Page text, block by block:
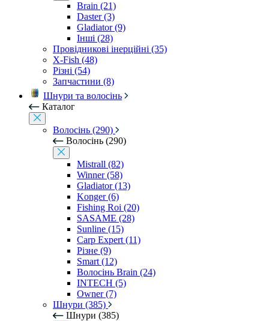
Brain (21)
Daster (3)
Gladiator (9)
Інші (28)
Провідникові інерційні (35)
X-Fish (48)
Різні (54)
Запчастини (8)
Шнури та волосінь
Каталог
Волосінь (290)
Волосінь (290)
Mistrall (82)
Winner (58)
Gladiator (13)
Konger (6)
Fishing Roi (20)
SASAME (28)
Sunline (15)
Carp Expert (11)
Різне (9)
Smart (12)
Волосінь Brain (24)
INTECH (5)
Owner (7)
Шнури (385)
Шнури (385)